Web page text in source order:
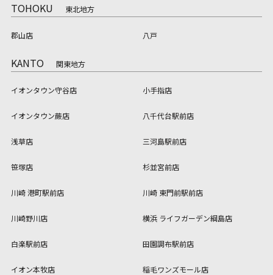
TOHOKU 東北地方
郡山店 八戸
KANTO 関東地方
イオンタウン守谷店 小手指店
イオンタウン蕨店 八千代台駅前店
浅草店 三河島駅前店
笹塚店 杉並宮前店
川崎 港町駅前店 川崎 東門前駅前店
川崎野川店 横浜 ライフガーデン綱島店
白楽駅前店 田園調布駅前店
イオン本牧店 稲毛ワンズモール店